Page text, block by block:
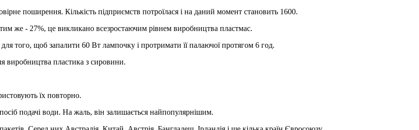
поширення. Кількість підприємств потроїлася і на даний момент становить 1600.
же - 27%, це викликано всезростаючим рівнем виробництва пластмас.
того, щоб запалити 60 Вт лампочку і протримати її палаючої протягом 6 год.
виробництва пластика з сировини.
їх повторно.
подачі води. На жаль, він залишається найпопулярнішим.